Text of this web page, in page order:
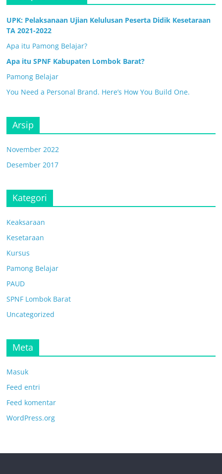
UPK: Pelaksanaan Ujian Kelulusan Peserta Didik Kesetaraan
TA 2021-2022
Apa itu Pamong Belajar?
Apa itu SPNF Kabupaten Lombok Barat?
Pamong Belajar
You Need a Personal Brand. Here’s How You Build One.
Arsip
November 2022
Desember 2017
Kategori
Keaksaraan
Kesetaraan
Kursus
Pamong Belajar
PAUD
SPNF Lombok Barat
Uncategorized
Meta
Masuk
Feed entri
Feed komentar
WordPress.org